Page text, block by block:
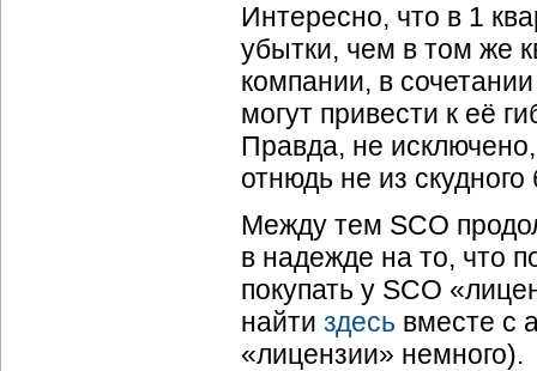
Интересно, что в 1
убытки, чем в том же
компании, в
могут привести к её
Правда, не
отнюдь не из
Между тем SCO
в надежде на то, что
покупать у SCO
найти здесь вместе с
«лицензии» немного).